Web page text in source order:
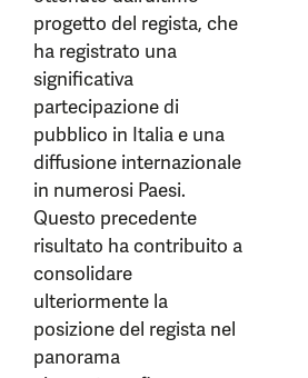
progetto del regista, che
ha registrato una
significativa
partecipazione di
pubblico in Italia e una
diffusione internazionale
in numerosi Paesi.
Questo precedente
risultato ha contribuito a
consolidare
ulteriormente la
posizione del regista nel
panorama